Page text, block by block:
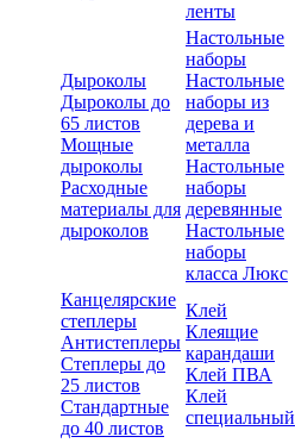
ленты
Дыроколы
Дыроколы до
65 листов
Мощные
дыроколы
Расходные
материалы для
дыроколов
Настольные
наборы
Настольные
наборы из
дерева и
металла
Настольные
наборы
деревянные
Настольные
наборы
класса Люкс
Канцелярские
степлеры
Антистеплеры
Степлеры до
25 листов
Стандартные
до 40 листов
Клей
Клеящие
карандаши
Клей ПВА
Клей
специальный